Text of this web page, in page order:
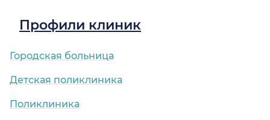
Профили клиник
Городская больница
Детская поликлиника
Поликлиника